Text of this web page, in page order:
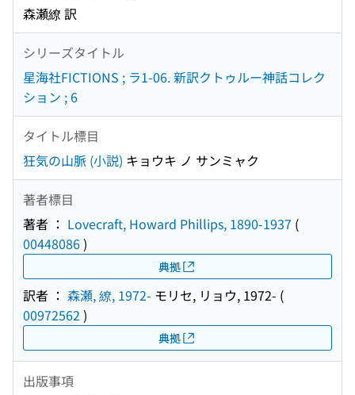
森瀬繚 訳
シリーズタイトル
星海社FICTIONS ; ラ1-06. 新訳クトゥルー神話コレク
ション ; 6
タイトル標目
狂気の山脈 (小説) キョウキ ノ サンミャク
著者標目
著者 ： Lovecraft, Howard Phillips, 1890-1937 (
00448086)
典拠
訳者 ： 森瀬, 繚, 1972- モリセ, リョウ, 1972- (
00972562 )
典拠
出版事項